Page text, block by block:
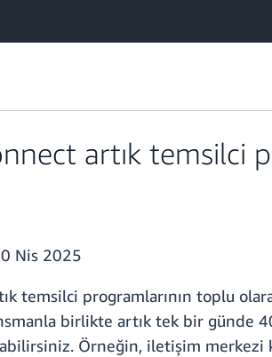
artık temsilci
Nis 2025
temsilci programlarının toplu
birlikte artık tek bir günde
Örneğin, iletişim